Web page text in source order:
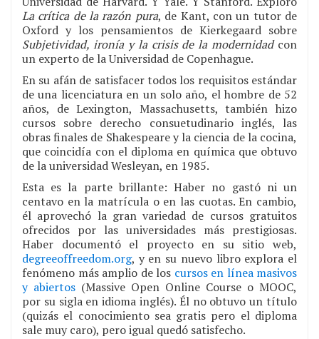
La crítica de la razón pura, de Kant, con un tutor de
Oxford y los pensamientos de Kierkegaard sobre
Subjetividad, ironía y la crisis de la modernidadcon
un experto de la Universidad de Copenhague.
En su afán de satisfacer todos los requisitos estándar
de una licenciatura en un solo año, el hombre de 52
años, de Lexington, Massachusetts, también hizo
cursos sobre derecho consuetudinario inglés, las
obras finales de Shakespeare y la ciencia de la cocina,
que coincidía con el diploma en química que obtuvo
de la universidad Wesleyan, en 1985.
Esta es la parte brillante: Haber no gastó ni un
centavo en la matrícula o en las cuotas. En cambio,
él aprovechó la gran variedad de cursos gratuitos
ofrecidos por las universidades más prestigiosas.
Haber documentó el proyecto en su sitio web,
degreeoffreedom.org, y en su nuevo libro explora el
fenómeno más amplio de los cursos en línea masivos
y abiertos (Massive Open Online Course o MOOC,
por su sigla en idioma inglés). Él no obtuvo un título
(quizás el conocimiento sea gratis pero el diploma
sale muy caro), pero igual quedó satisfecho.